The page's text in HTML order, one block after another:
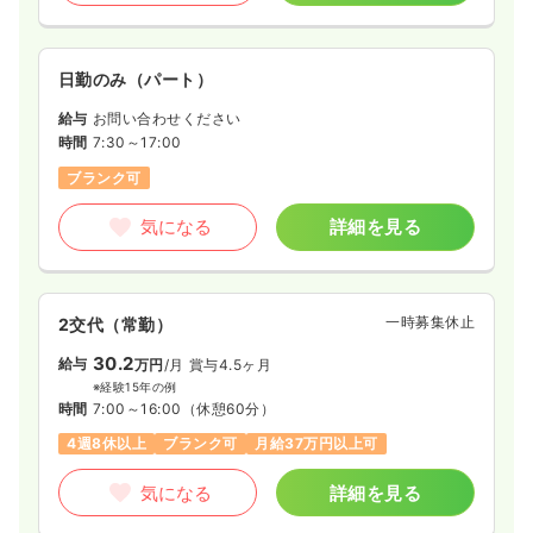
日勤のみ（パート）
給与 お問い合わせください
時間 7:30～17:00
ブランク可
気になる 詳細を見る
2交代（常勤） 一時募集休止
給与 30.2万円 /月 賞与4.5ヶ月
※経験15年の例
時間 7:00～16:00 （休憩60分）
4週8休以上
ブランク可 月給37万円以上可
気になる 詳細を見る